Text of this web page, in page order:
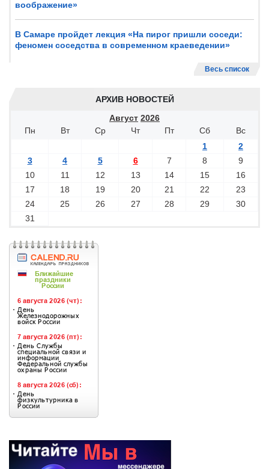
воображение»
В Самаре пройдет лекция «На пирог пришли соседи:
феномен соседства в современном краеведении»
Весь список
АРХИВ НОВОСТЕЙ
Август 2026
Пн
Вт Ср Чт Пт Сб
Вс
1
2
3
4 5 6 7 8
9
10
11 12 13 14 15
16
17
18 19 20 21 22
23
24
25 26 27 28 29
30
31